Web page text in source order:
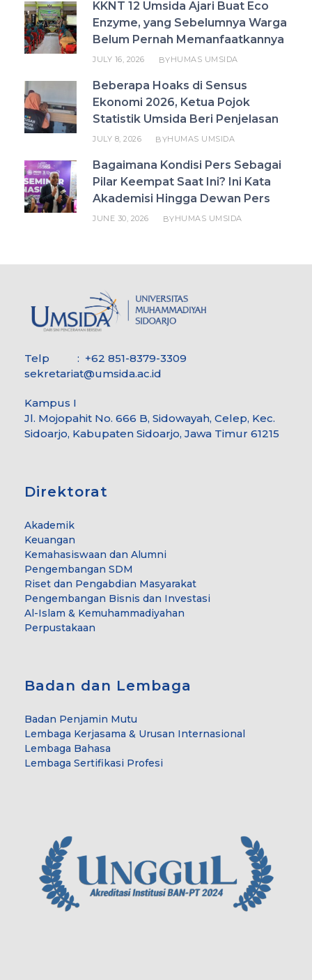
KKNT 12 Umsida Ajari Buat Eco
Enzyme, yang Sebelumnya Warga
Belum Pernah Memanfaatkannya
JULY 16, 2026 BYHUMAS UMSIDA
Beberapa Hoaks di Sensus
Ekonomi 2026, Ketua Pojok
Statistik Umsida Beri Penjelasan
JULY 8, 2026 BYHUMAS UMSIDA
Bagaimana Kondisi Pers Sebagai
Pilar Keempat Saat Ini? Ini Kata
Akademisi Hingga Dewan Pers
JUNE 30, 2026 BYHUMAS UMSIDA
Telp : +62 851-8379-3309
sekretariat@umsida.ac.id
Kampus I
Jl. Mojopahit No. 666 B, Sidowayah, Celep, Kec.
Sidoarjo, Kabupaten Sidoarjo, Jawa Timur 61215
Direktorat
Akademik
Keuangan
Kemahasiswaan dan Alumni
Pengembangan SDM
Riset dan Pengabdian Masyarakat
Pengembangan Bisnis dan Investasi
Al-Islam & Kemuhammadiyahan
Perpustakaan
Badan dan Lembaga
Badan Penjamin Mutu
Lembaga Kerjasama & Urusan Internasional
Lembaga Bahasa
Lembaga Sertifikasi Profesi